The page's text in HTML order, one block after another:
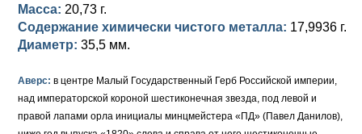
Для Польши
Для Польши
Медь
Для Молдавии и Валахии
Таврические монеты
Золото
Для Пруссии
Иоанн Антонович (1740-1741)
Петр II (1727-1730)
Екатерина I (1725-1727)
Масса: 20,73 г.
Содержание химически чистого металла: 17,9936 г.
Диаметр: 35,5 мм.
Аверс: в центре Малый Государственный Герб Российской империи,
над императорской короной шестиконечная звезда, под левой и
правой лапами орла инициалы минцмейстера «ПД» (Павел Данилов),